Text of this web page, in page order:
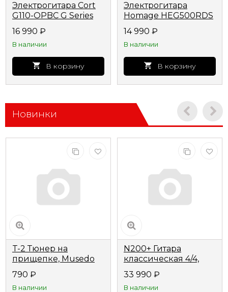
Электрогитара Cort
G110-OPBC G Series
цвет красный
16 990 ₽
В наличии
В корзину
Электрогитара
Homage HEG500RDS
форма LesPaul
14 990 ₽
В наличии
В корзину
Новинки
T-2 Тюнер на
прищепке, Musedo
790 ₽
В наличии
N200+ Гитара
классическая 4/4,
цвет натуральный,
Altamira
33 990 ₽
В наличии